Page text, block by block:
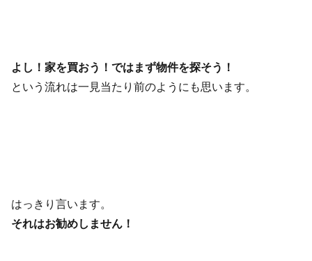
よし！家を買おう！ではまず物件を探そう！
という流れは一見当たり前のようにも思います。
はっきり言います。
それはお勧めしません！